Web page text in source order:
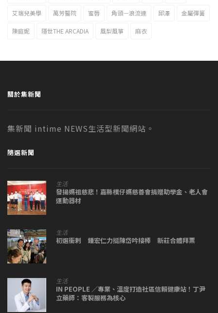
艾瑞兒美學 萬芳醫院 蜜唇 角頭－浪流連 邱澤 金屬彈簧
陳庭妮 隱世THE ARCADIA 風梨風箏 麻衣
關於集新聞
集新聞 intime NEWS生活型新聞網站。
隨選新聞
生活
發揚媽祖慈悲！嘉縣樸仔媽慈善會捐贈助學金、老人會
運動器材
生活
初選衝剌 鍾宏仁力挺陳岱吟接棒 新莊合體拜票
生活
IN PEOPLE ／專業、溫度打造社區信賴健康站！丁尹
立藥師：客製服務為核心